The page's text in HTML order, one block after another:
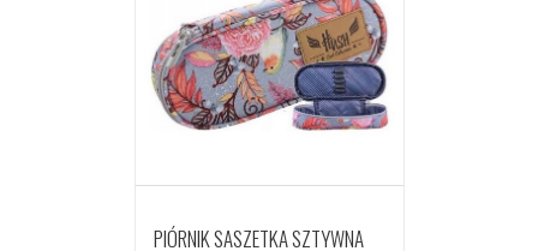
PIÓRNIK SASZETKA SZTYWNA